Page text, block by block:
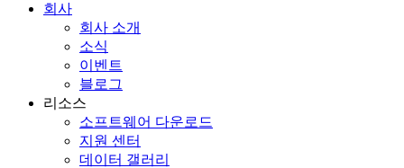
회사
회사 소개
소식
이벤트
블로그
리소스
소프트웨어 다운로드
지원 센터
데이터 갤러리